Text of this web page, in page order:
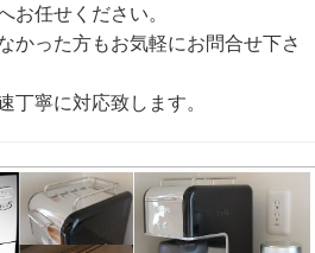
お任せください。
かった方もお気軽にお問合せ下さ
丁寧に対応致します。